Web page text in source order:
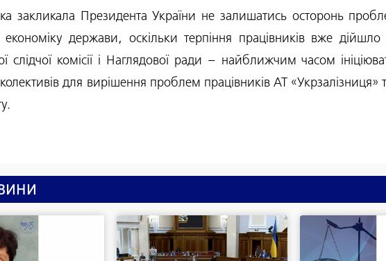
закликала Президента України не залишатись осторонь
держави, оскільки терпіння працівників вже
слідчої комісії і Наглядової ради – найближчим часом
для вирішення проблем працівників АТ «Укрзалізниця»